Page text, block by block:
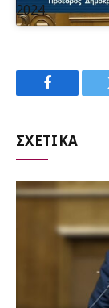
2024.
Facebook
ΣΧΕΤΙΚΑ